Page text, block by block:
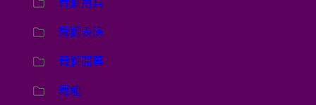
舞獅表演
舞獅開幕
舞龍